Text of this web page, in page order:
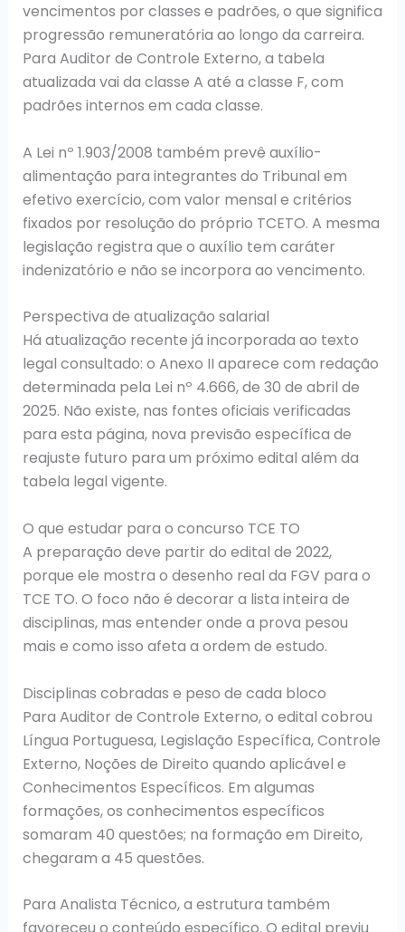
vencimentos por classes e padrões, o que significa
progressão remuneratória ao longo da carreira.
Para Auditor de Controle Externo, a tabela
atualizada vai da classe A até a classe F, com
padrões internos em cada classe.
A Lei nº 1.903/2008 também prevê auxílio-
alimentação para integrantes do Tribunal em
efetivo exercício, com valor mensal e critérios
fixados por resolução do próprio TCETO. A mesma
legislação registra que o auxílio tem caráter
indenizatório e não se incorpora ao vencimento.
Perspectiva de atualização salarial
Há atualização recente já incorporada ao texto
legal consultado: o Anexo II aparece com redação
determinada pela Lei nº 4.666, de 30 de abril de
2025. Não existe, nas fontes oficiais verificadas
para esta página, nova previsão específica de
reajuste futuro para um próximo edital além da
tabela legal vigente.
O que estudar para o concurso TCE TO
A preparação deve partir do edital de 2022,
porque ele mostra o desenho real da FGV para o
TCE TO. O foco não é decorar a lista inteira de
disciplinas, mas entender onde a prova pesou
mais e como isso afeta a ordem de estudo.
Disciplinas cobradas e peso de cada bloco
Para Auditor de Controle Externo, o edital cobrou
Língua Portuguesa, Legislação Específica, Controle
Externo, Noções de Direito quando aplicável e
Conhecimentos Específicos. Em algumas
formações, os conhecimentos específicos
somaram 40 questões; na formação em Direito,
chegaram a 45 questões.
Para Analista Técnico, a estrutura também